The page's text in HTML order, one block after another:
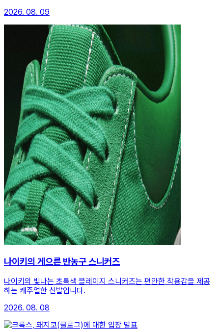
2026. 08. 09
나이키의 게으른 반농구 스니커즈
나이키의 빛나는 초록색 블레이지 스니커즈는 편안한 착용감을 제공
하는 캐주얼한 신발입니다.
2026. 08. 08